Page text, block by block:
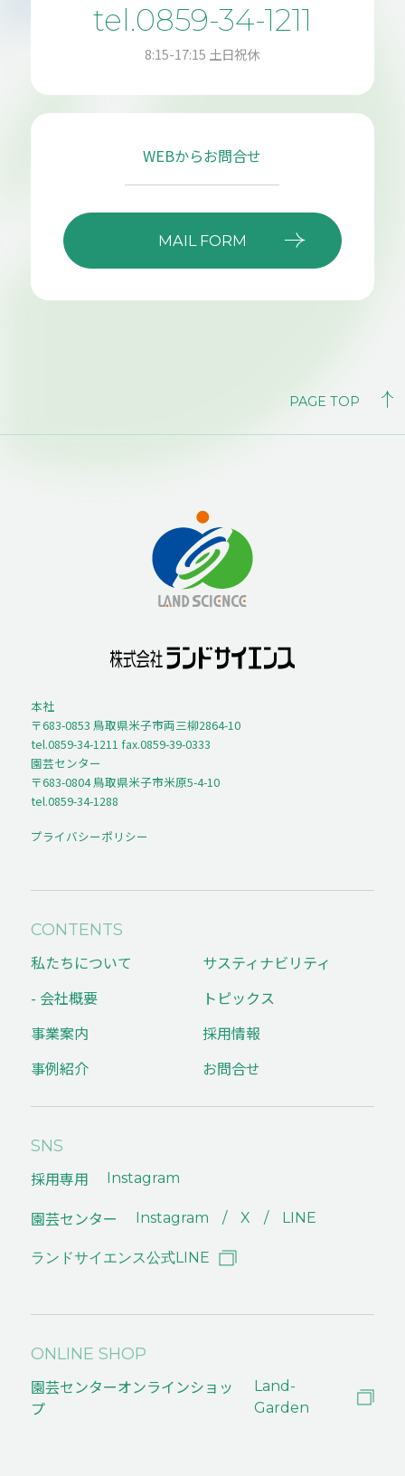
tel.0859-34-1211
8:15-17:15 土日祝休
WEBからお問合せ
MAIL FORM
PAGE TOP
本社
〒683-0853 鳥取県米子市両三柳2864-10
tel.0859-34-1211 fax.0859-39-0333
園芸センター
〒683-0804 鳥取県米子市米原5-4-10
tel.0859-34-1288
プライバシーポリシー
CONTENTS
私たちについて
- 会社概要
事業案内
事例紹介
サスティナビリティ
トピックス
採用情報
お問合せ
SNS
採用専用 Instagram
園芸センター Instagram X LINE
ランドサイエンス公式LINE
ONLINE SHOP
園芸センターオンラインショッ
プ
Land-
Garden